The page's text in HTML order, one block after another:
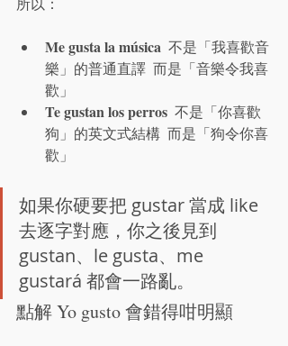
Me gusta la música
  不是「我喜歡音
樂」的普通直譯  而是「音樂令我喜
歡」
Te gustan los perros
  不是「你喜歡
狗」的英文式結構  而是「狗令你喜
歡」
如果你硬要把 gustar 當成 like
去逐字對應，你之後見到
gustan、le gusta、me
gustará 都會一路亂。
點解 Yo gusto 會錯得咁明顯